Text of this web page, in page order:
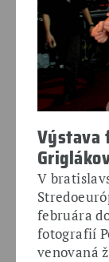
Výstava
V
februára
fotografií
venovaná